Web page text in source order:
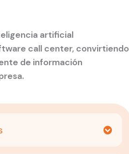
artificial
call center, convirtiendo
de información